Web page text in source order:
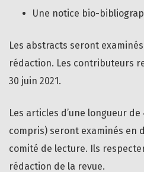
Une notice bio-
Les abstracts seront
rédaction. Les contributeurs
30 juin 2021.
Les articles d’une longueur
compris) seront examinés en
comité de lecture. Ils
rédaction de la revue.